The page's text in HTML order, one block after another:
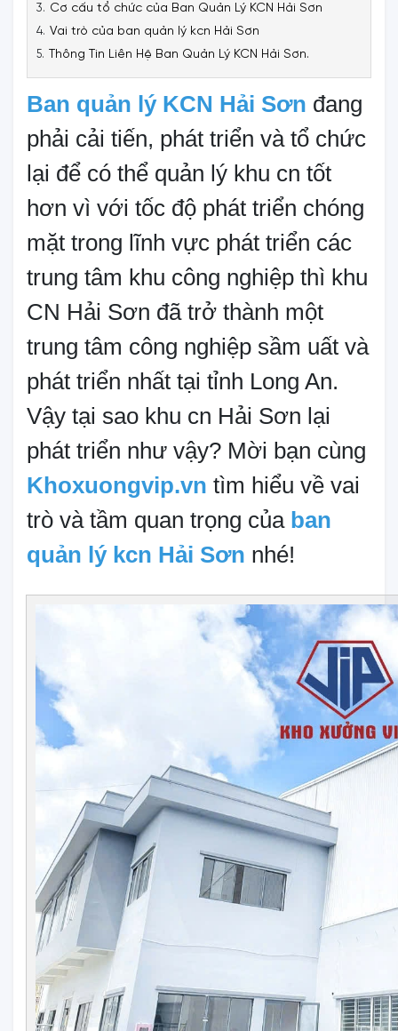
Cơ cấu tổ chức của Ban Quản Lý KCN Hải Sơn
Vai trò của ban quản lý kcn Hải Sơn
Thông Tin Liên Hệ Ban Quản Lý KCN Hải Sơn.
Ban quản lý KCN Hải Sơn đang
phải cải tiến, phát triển và tổ chức
lại để có thể quản lý khu cn tốt
hơn vì với tốc độ phát triển chóng
mặt trong lĩnh vực phát triển các
trung tâm khu công nghiệp thì khu
CN Hải Sơn đã trở thành một
trung tâm công nghiệp sầm uất và
phát triển nhất tại tỉnh Long An.
Vậy tại sao khu cn Hải Sơn lại
phát triển như vậy? Mời bạn cùng
Khoxuongvip.vn tìm hiểu về vai
trò và tầm quan trọng của ban
quản lý kcn Hải Sơn nhé!